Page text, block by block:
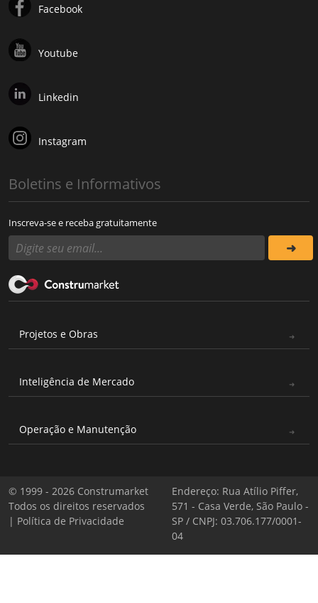
Facebook
Youtube
Linkedin
Instagram
Boletins e Informativos
Inscreva-se e receba gratuitamente
Projetos e Obras
Inteligência de Mercado
Operação e Manutenção
© 1999 - 2026 Construmarket
Todos os direitos reservados
| Política de Privacidade
Endereço: Rua Atílio Piffer,
571 - Casa Verde, São Paulo -
SP / CNPJ: 03.706.177/0001-
04